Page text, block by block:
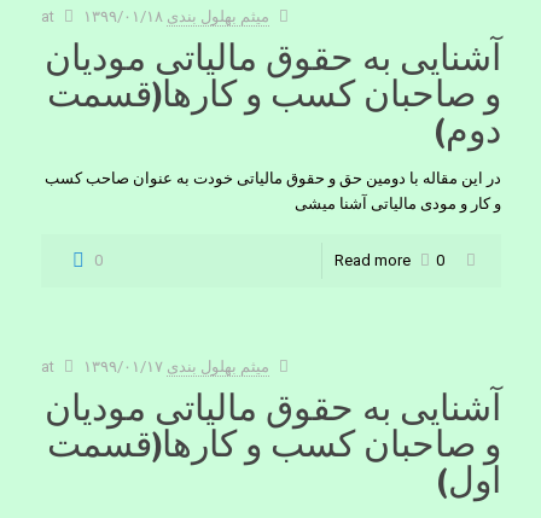
میثم بهلول بندی at ۱۳۹۹/۰۱/۱۸
آشنایی به حقوق مالیاتی مودیان
و صاحبان کسب و کارها(قسمت
دوم)
در این مقاله با دومین حق و حقوق مالیاتی خودت به عنوان صاحب کسب
و کار و مودی مالیاتی آشنا میشی
0 0
Read more
میثم بهلول بندی at ۱۳۹۹/۰۱/۱۷
آشنایی به حقوق مالیاتی مودیان
و صاحبان کسب و کارها(قسمت
اول)